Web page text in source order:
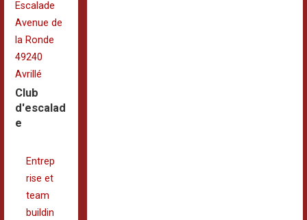
Escalade
Avenue de
la Ronde
49240
Avrillé
Club
d'escalad
e
Entrep
rise et
team
buildin